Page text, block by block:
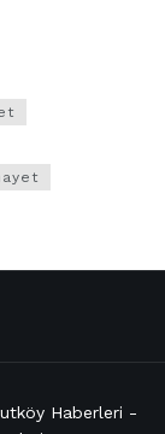
Haberleri -